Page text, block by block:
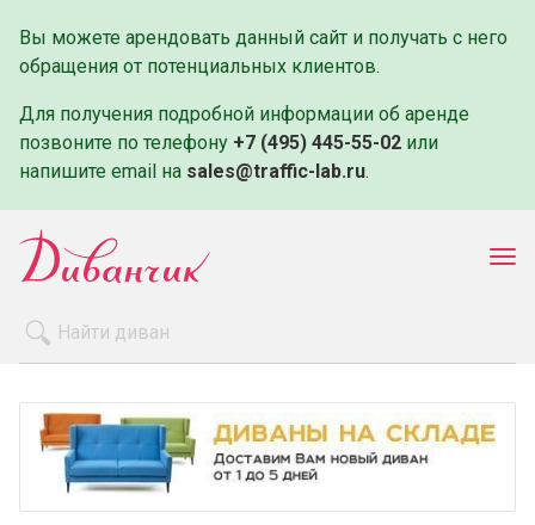
Вы можете арендовать данный сайт и получать с него
обращения от потенциальных клиентов.
Для получения подробной информации об аренде
позвоните по телефону +7 (495) 445-55-02 или
напишите email на sales@traffic-lab.ru.
Оплата и доставка
Контакты